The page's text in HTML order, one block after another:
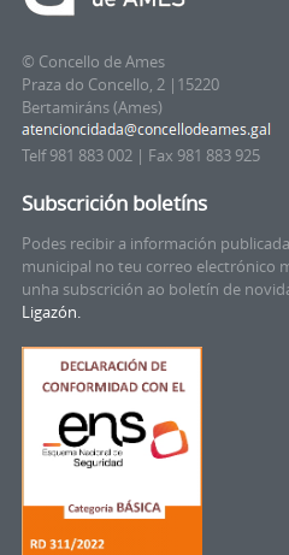
© Concello de Ames
Praza do Concello, 2 |15220
Bertamiráns (Ames)
Telf 981 883 002 | Fax 981 883 925
Subscrición boletíns
Podes recibir a información
municipal no teu correo electrónico
unha subscrición ao boletín de
Ligazón.